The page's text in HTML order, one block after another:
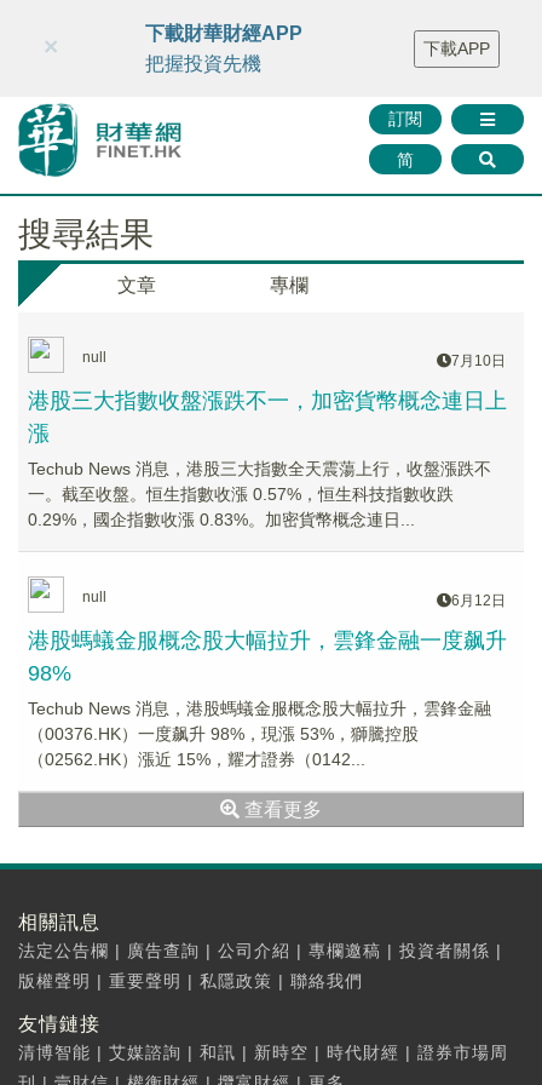
財華智庫網 FINTV FINMETA 財華證券 媒體矩陣
智庫沙龍
聯絡我們
訂閱
简
×
下載財華財經APP
把握投資先機
下載APP
搜尋結果
文章 專欄
null 7月10日
港股三大指數收盤漲跌不一，加密貨幣概念連日上
漲
Techub News 消息，港股三大指數全天震蕩上行，收盤漲跌不
一。截至收盤。恒生指數收漲 0.57%，恒生科技指數收跌
0.29%，國企指數收漲 0.83%。加密貨幣概念連日...
null 6月12日
港股螞蟻金服概念股大幅拉升，雲鋒金融一度飙升
98%
Techub News 消息，港股螞蟻金服概念股大幅拉升，雲鋒金融
（00376.HK）一度飙升 98%，現漲 53%，獅騰控股
（02562.HK）漲近 15%，耀才證券（0142...
查看更多
相關訊息
法定公告欄 | 廣告查詢 | 公司介紹 | 專欄邀稿 | 投資者關係 |
版權聲明 | 重要聲明 | 私隱政策 | 聯絡我們
友情鏈接
清博智能 | 艾媒諮詢 | 和訊 | 新時空 | 時代財經 | 證券市場周